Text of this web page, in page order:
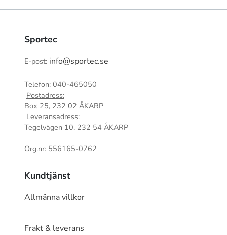
Sportec
E-post: info@sportec.se
Telefon: 040-465050
Postadress:
Box 25, 232 02 ÅKARP
Leveransadress:
Tegelvägen 10, 232 54 ÅKARP
Org.nr: 556165-0762
Kundtjänst
Allmänna villkor
Frakt & leverans